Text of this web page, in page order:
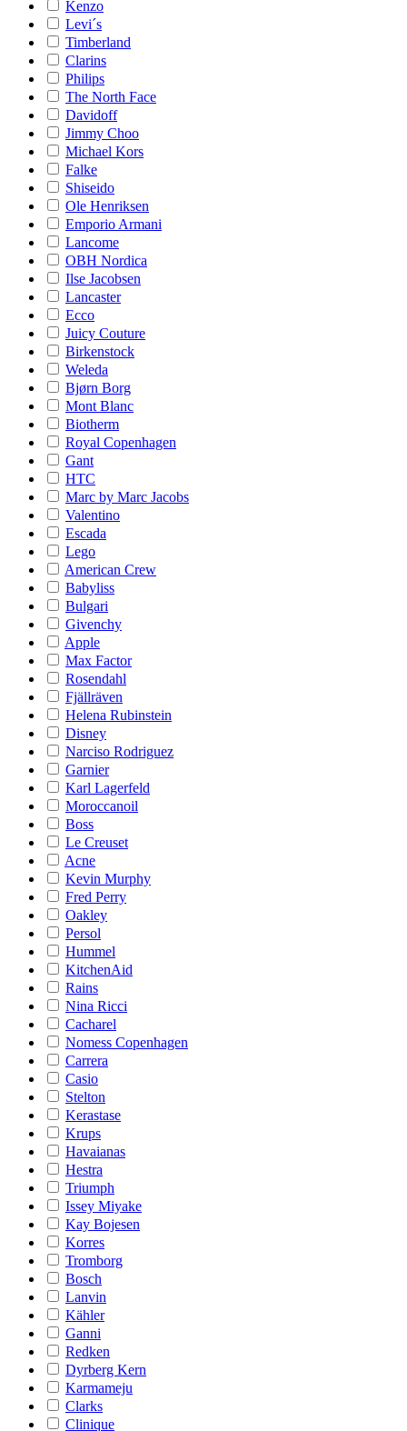
Kenzo
Levi´s
Timberland
Clarins
Philips
The North Face
Davidoff
Jimmy Choo
Michael Kors
Falke
Shiseido
Ole Henriksen
Emporio Armani
Lancome
OBH Nordica
Ilse Jacobsen
Lancaster
Ecco
Juicy Couture
Birkenstock
Weleda
Bjørn Borg
Mont Blanc
Biotherm
Royal Copenhagen
Gant
HTC
Marc by Marc Jacobs
Valentino
Escada
Lego
American Crew
Babyliss
Bulgari
Givenchy
Apple
Max Factor
Rosendahl
Fjällräven
Helena Rubinstein
Disney
Narciso Rodriguez
Garnier
Karl Lagerfeld
Moroccanoil
Boss
Le Creuset
Acne
Kevin Murphy
Fred Perry
Oakley
Persol
Hummel
KitchenAid
Rains
Nina Ricci
Cacharel
Nomess Copenhagen
Carrera
Casio
Stelton
Kerastase
Krups
Havaianas
Hestra
Triumph
Issey Miyake
Kay Bojesen
Korres
Tromborg
Bosch
Lanvin
Kähler
Ganni
Redken
Dyrberg Kern
Karmameju
Clarks
Clinique